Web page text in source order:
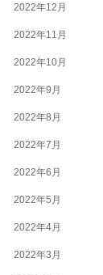
2022年12月
2022年11月
2022年10月
2022年9月
2022年8月
2022年7月
2022年6月
2022年5月
2022年4月
2022年3月